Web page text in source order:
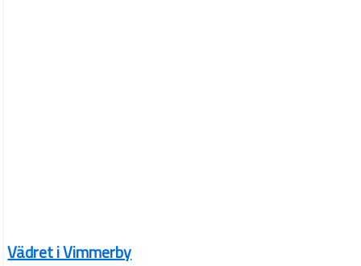
Vädret i Vimmerby